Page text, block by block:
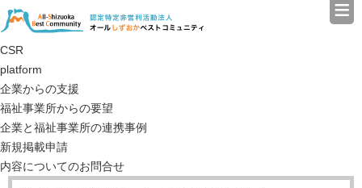
認定特定非営利活動法人（
≡
CSR
platform
企業からの支援
福祉事業所からの要望
企業と福祉事業所の連携事例
新規掲載申請
内容についてのお問合せ